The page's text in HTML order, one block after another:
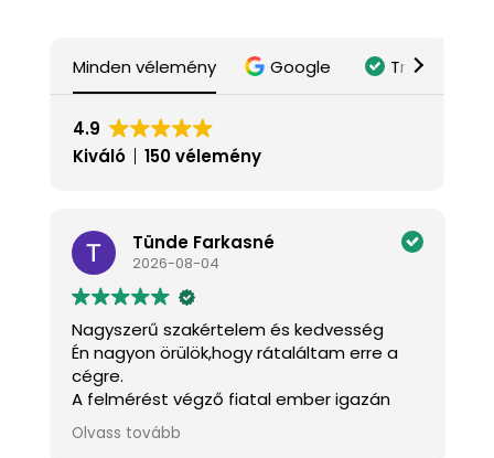
Minden vélemény Google Trustindex
4.9
Kiváló
150 vélemény
Tünde Farkasné
2026-08-04
Nagyszerű szakértelem és kedvesség
Én nagyon örülök,hogy rátaláltam erre a
cégre.
A felmérést végző fiatal ember igazán
kedves és mindenben tanácsot adott.A
szakemberek pontosak,kedvesek és szép
Olvass tovább